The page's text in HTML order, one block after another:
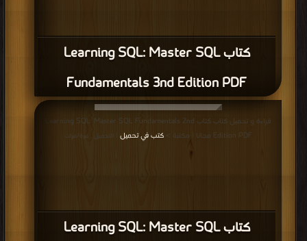
كتاب Learning SQL: Master SQL
Fundamentals 3nd Edition PDF
كتاب Learning SQL: Master SQL
قراءة و تحميل كتاب كتاب Learning SQL: Master SQL Fundamentals 2nd
Edition PDF مجانا | مكتبة >
كتب في تحميل | التحميل : مرة/مرات